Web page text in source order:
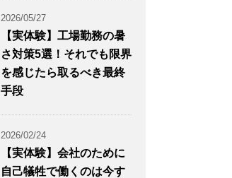
2026/05/27
【実体験】工場勤務の暑
さ対策5選！それでも限界
を感じたら取るべき最終
手段
2026/02/24
【実体験】会社のために
自己犠牲で働くのは今す